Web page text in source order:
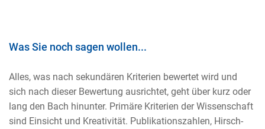
Was Sie noch sagen wollen...
Alles, was nach sekundären Kriterien bewertet wird und
sich nach dieser Bewertung ausrichtet, geht über kurz oder
lang den Bach hinunter. Primäre Kriterien der Wissenschaft
sind Einsicht und Kreativität. Publikationszahlen, Hirsch-